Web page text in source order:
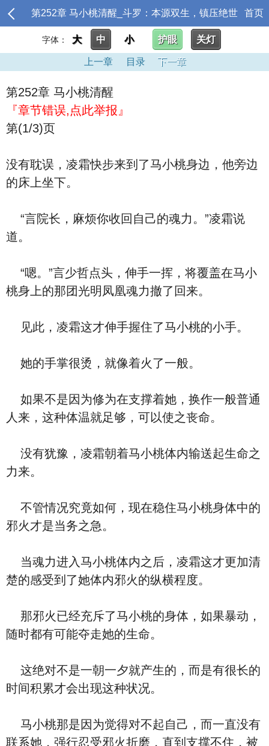
第252章 马小桃清醒_斗罗：本源双生，镇压绝世 首页
字体： 大 中 小 护眼 关灯
上一章 目录 下一章
第252章 马小桃清醒
『章节错误,点此举报』
第(1/3)页
没有耽误，凌霜快步来到了马小桃身边，他旁边
的床上坐下。
“言院长，麻烦你收回自己的魂力。”凌霜说
道。
“嗯。”言少哲点头，伸手一挥，将覆盖在马小
桃身上的那团光明凤凰魂力撤了回来。
见此，凌霜这才伸手握住了马小桃的小手。
她的手掌很烫，就像着火了一般。
如果不是因为修为在支撑着她，换作一般普通
人来，这种体温就足够，可以使之丧命。
没有犹豫，凌霜朝着马小桃体内输送起生命之
力来。
不管情况究竟如何，现在稳住马小桃身体中的
邪火才是当务之急。
当魂力进入马小桃体内之后，凌霜这才更加清
楚的感受到了她体内邪火的纵横程度。
那邪火已经充斥了马小桃的身体，如果暴动，
随时都有可能夺走她的生命。
这绝对不是一朝一夕就产生的，而是有很长的
时间积累才会出现这种状况。
马小桃那是因为觉得对不起自己，而一直没有
联系她，强行忍受邪火折磨，直到支撑不住，被